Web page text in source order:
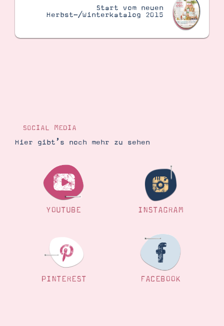
Start vom neuen
Herbst-/Winterkatalog 2015
SOCIAL MEDIA
Hier gibt’s noch mehr zu sehen
YOUTUBE INSTAGRAM
PINTEREST FACEBOOK